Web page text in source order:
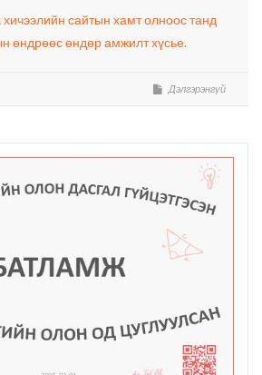
хичээлийн сайтын хамт олноос танд
өндрөөс өндөр амжилт хүсье.
Дэлгэрэнгүй